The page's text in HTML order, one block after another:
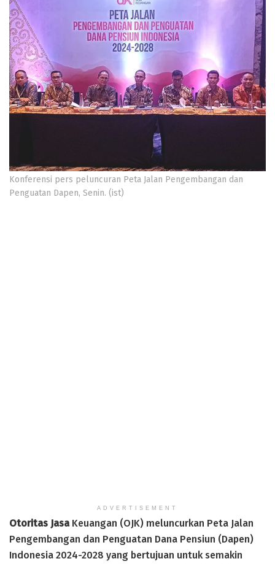
Konferensi pers peluncuran Peta Jalan Pengembangan dan
Penguatan Dapen, Senin. (ist)
ADVERTISEMENT
Otoritas JasaKeuangan (OJK) meluncurkan Peta Jalan
Pengembangan dan Penguatan Dana Pensiun (Dapen)
Indonesia 2024-2028 yang bertujuan untuk semakin